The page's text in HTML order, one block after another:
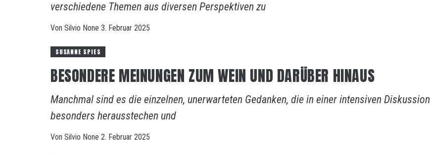
verschiedene Themen aus diversen Perspektiven zu
Von Silvio None 3. Februar 2025
SUSANNE SPIES
BESONDERE MEINUNGEN ZUM WEIN UND DARÜBER HINAUS
Manchmal sind es die einzelnen, unerwarteten Gedanken, die in einer intensiven Diskussion
besonders herausstechen und
Von Silvio None 2. Februar 2025